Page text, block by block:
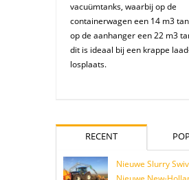
vacuümtanks, waarbij op de
containerwagen een 14 m3
op de aanhanger een 22 m3
dit is ideaal bij een krappe
losplaats.
RECENT
Nieuwe Slurry